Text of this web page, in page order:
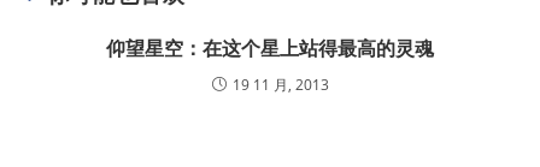
仰望星空：在这个星上站得最高的灵魂
19 11 月, 2013